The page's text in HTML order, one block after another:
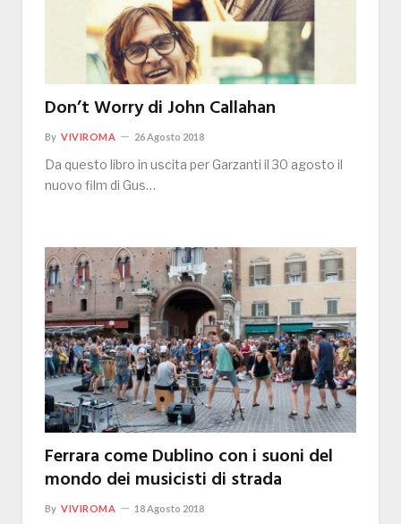
Don’t Worry di John Callahan
By VIVIROMA 26 Agosto 2018
Da questo libro in uscita per Garzanti il 30 agosto il
nuovo film di Gus…
Ferrara come Dublino con i suoni del
mondo dei musicisti di strada
By VIVIROMA 18 Agosto 2018